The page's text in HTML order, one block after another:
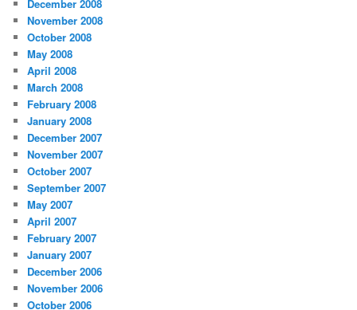
December 2008
November 2008
October 2008
May 2008
April 2008
March 2008
February 2008
January 2008
December 2007
November 2007
October 2007
September 2007
May 2007
April 2007
February 2007
January 2007
December 2006
November 2006
October 2006